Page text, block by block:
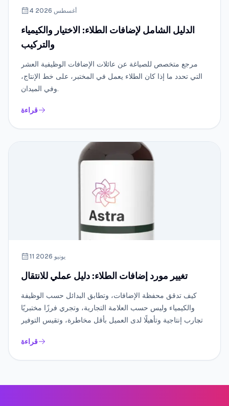
4 أغسطس 2026
الدليل الشامل لإضافات الطلاء: الاختيار والكيمياء
والتركيب
مرجع متخصص للصياغة عن عائلات الإضافات الوظيفية العشر
التي تحدد ما إذا كان الطلاء يعمل في المختبر، على خط الإنتاج،
وفي الميدان.
قراءة
11 يونيو 2026
تغيير مورد إضافات الطلاء: دليل عملي للانتقال
كيف تدقق محفظة الإضافات، وتطابق البدائل حسب الوظيفة
والكيمياء وليس حسب العلامة التجارية، وتجري فرزًا مختبريًا
وتجارب إنتاجية وتأهيلًا لدى العميل بأقل مخاطرة، وتقيس التوفير
قراءة